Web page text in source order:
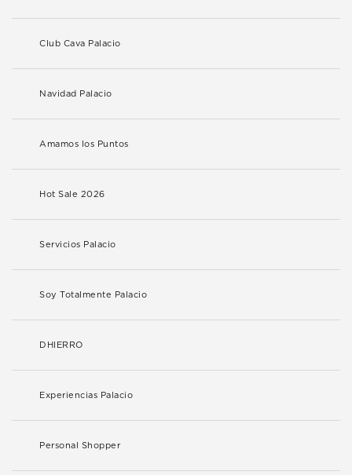
Club Cava Palacio
Navidad Palacio
Amamos los Puntos
Hot Sale 2026
Servicios Palacio
Soy Totalmente Palacio
DHIERRO
Experiencias Palacio
Personal Shopper